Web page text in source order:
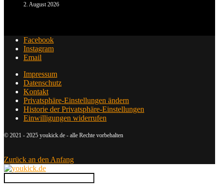
2. August 2026
Facebook
Instagram
Email
Impressum
Datenschutz
Kontakt
Privatsphäre-Einstellungen ändern
Historie der Privatsphäre-Einstellungen
Einwilligungen widerrufen
© 2021 - 2025 youkick.de - alle Rechte vorbehalten
Zurück an den Anfang